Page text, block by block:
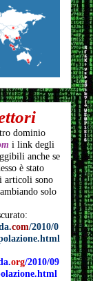
dominio
i link degli
anche se
è stato
articoli sono
solo
com/2010/0
org/2010/09